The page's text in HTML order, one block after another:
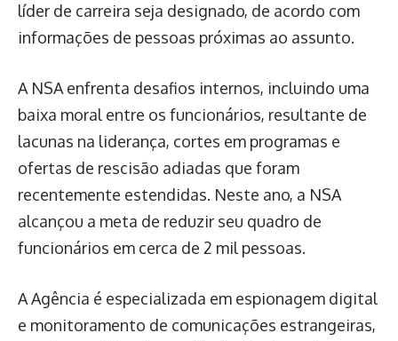
líder de carreira seja designado, de acordo com
informações de pessoas próximas ao assunto.
A NSA enfrenta desafios internos, incluindo uma
baixa moral entre os funcionários, resultante de
lacunas na liderança, cortes em programas e
ofertas de rescisão adiadas que foram
recentemente estendidas. Neste ano, a NSA
alcançou a meta de reduzir seu quadro de
funcionários em cerca de 2 mil pessoas.
A Agência é especializada em espionagem digital
e monitoramento de comunicações estrangeiras,